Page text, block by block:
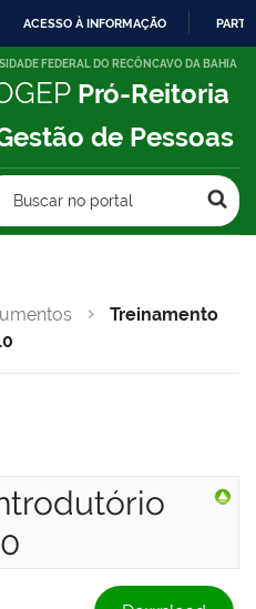
IR
PARA
CONTEÚDO
ACESSO À INFORMAÇÃO
FEDERAL DO RECÔNCAVO DA BAHIA
Pró-Reitoria
de Pessoas
Buscar no portal
Treinamento